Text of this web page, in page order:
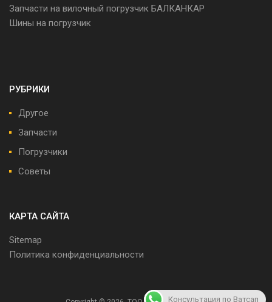
Запчасти на вилочный погрузчик БАЛКАНКАР
Шины на погрузчик
РУБРИКИ
Другое
Запчасти
Погрузчики
Советы
КАРТА САЙТА
Sitemap
Политика конфиденциальности
Консультация по Ватсап